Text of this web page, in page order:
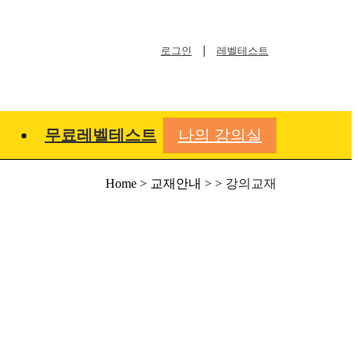
로그인 | 레벨테스트
나의 강의실
무료레벨테스트
Home > 교재안내 > > 강의교재